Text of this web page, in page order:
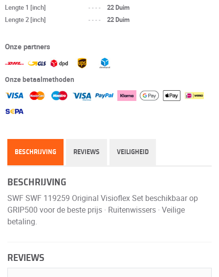
Lengte 1 [inch]
----
22 Duim
Lengte 2 [inch]
---- 22 Duim
Onze partners
Onze betaalmethoden
BESCHRIJVING REVIEWS VEILIGHEID
BESCHRIJVING
SWF SWF 119259 Original Visioflex Set beschikbaar op
GRIP500 voor de beste prijs · Ruitenwissers · Veilige
betaling.
REVIEWS